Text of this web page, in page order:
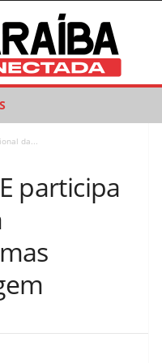
da...
participa